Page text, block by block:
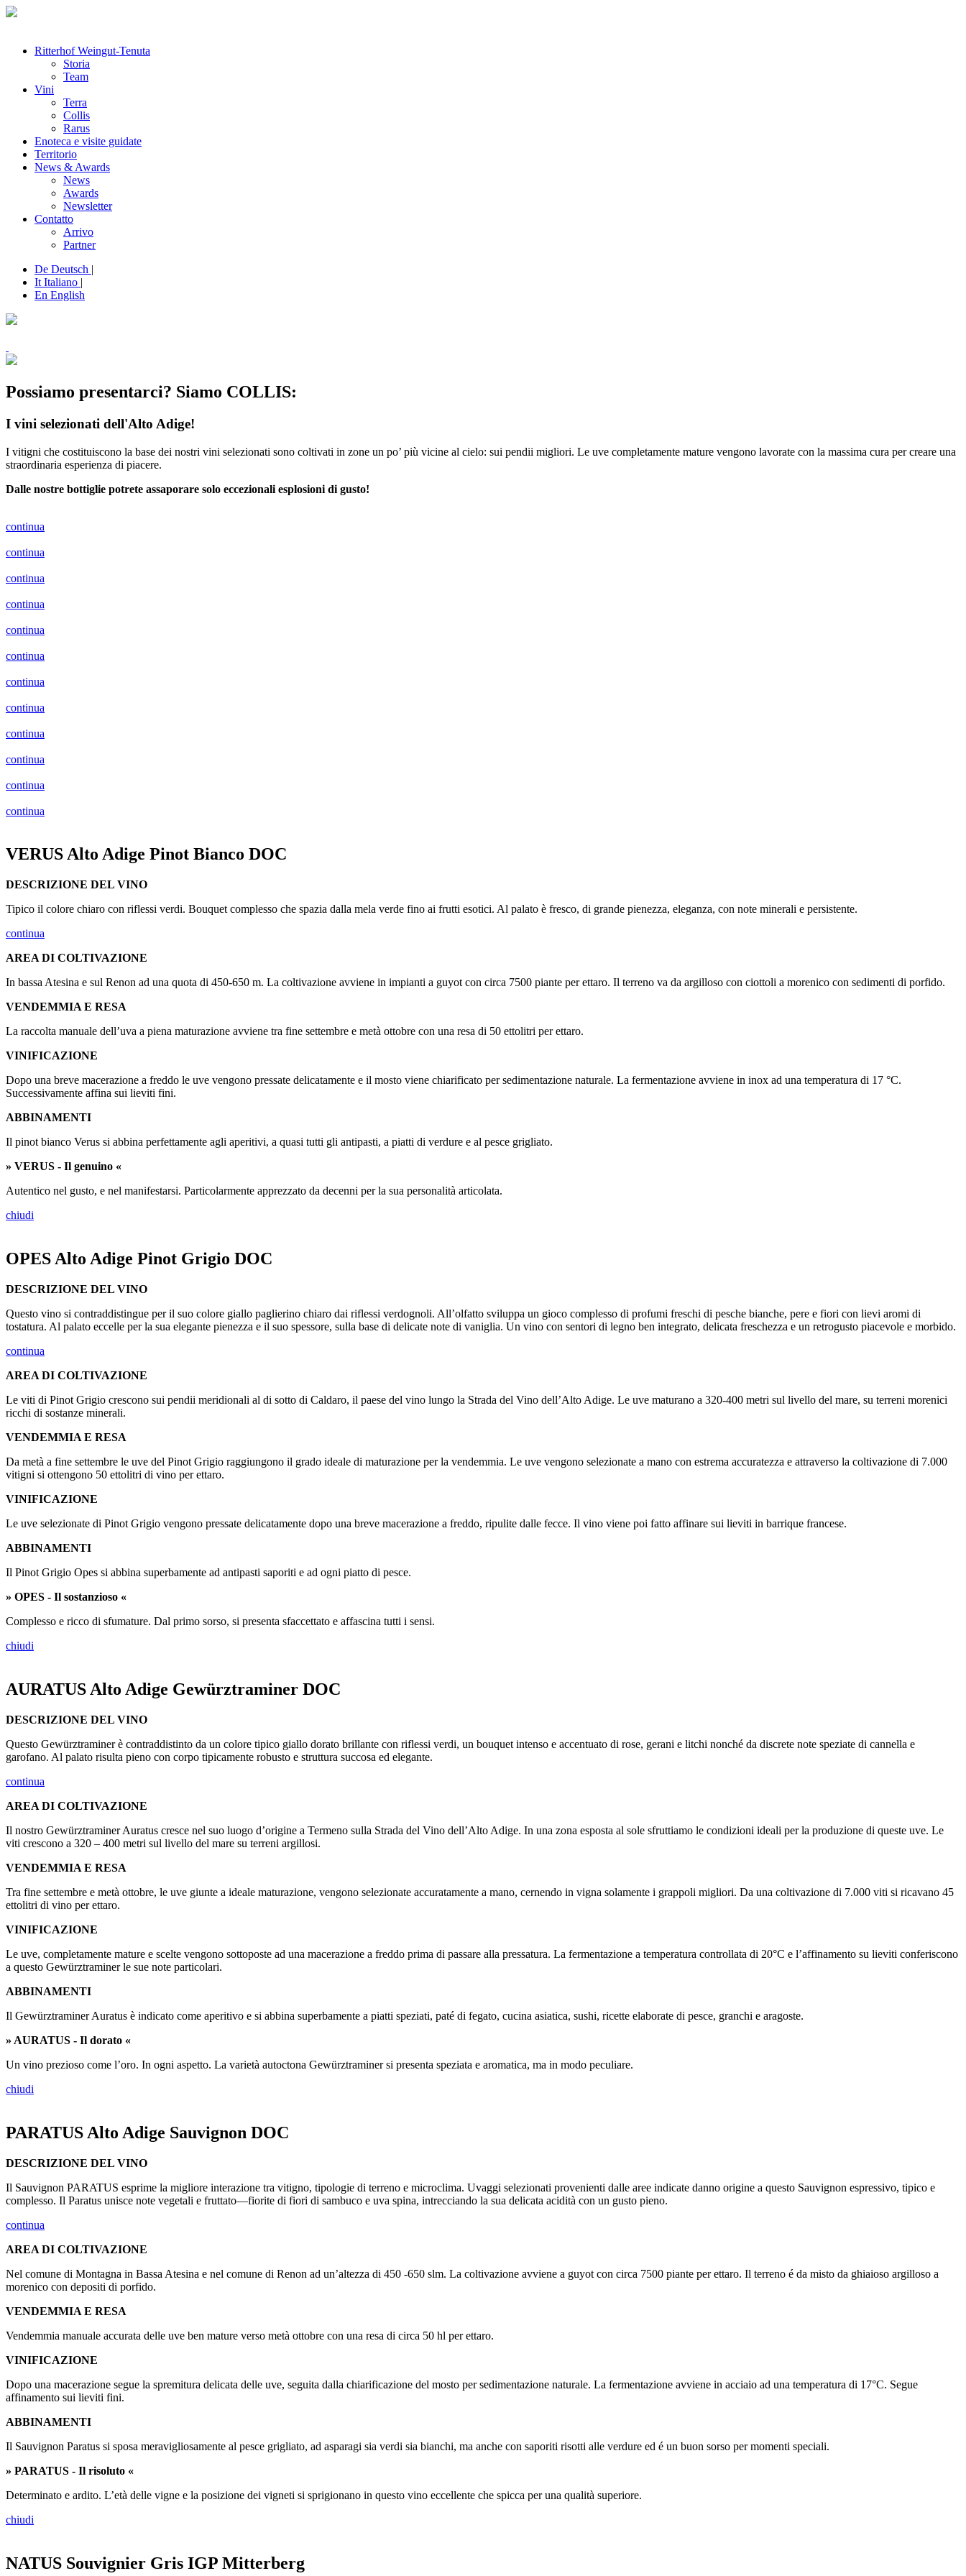
Ritterhof Weingut-Tenuta
Storia
Team
Vini
Terra
Collis
Rarus
Enoteca e visite guidate
Territorio
News & Awards
News
Awards
Newsletter
Contatto
Arrivo
Partner
De Deutsch |
It Italiano |
En English
Possiamo presentarci? Siamo COLLIS:
I vini selezionati dell'Alto Adige!
I vitigni che costituiscono la base dei nostri vini selezionati sono coltivati in zone un po’ più vicine al cielo: sui pendii migliori. Le uve completamente mature vengono lavorate con la massima cura per creare una
straordinaria esperienza di piacere.
Dalle nostre bottiglie potrete assaporare solo eccezionali esplosioni di gusto!
continua
continua
continua
continua
continua
continua
continua
continua
continua
continua
continua
continua
VERUS Alto Adige Pinot Bianco DOC
DESCRIZIONE DEL VINO
Tipico il colore chiaro con riflessi verdi. Bouquet complesso che spazia dalla mela verde fino ai frutti esotici. Al palato è fresco, di grande pienezza, eleganza, con note minerali e persistente.
continua
AREA DI COLTIVAZIONE
In bassa Atesina e sul Renon ad una quota di 450-650 m. La coltivazione avviene in impianti a guyot con circa 7500 piante per ettaro. Il terreno va da argilloso con ciottoli a morenico con sedimenti di porfido.
VENDEMMIA E RESA
La raccolta manuale dell’uva a piena maturazione avviene tra fine settembre e metà ottobre con una resa di 50 ettolitri per ettaro.
VINIFICAZIONE
Dopo una breve macerazione a freddo le uve vengono pressate delicatamente e il mosto viene chiarificato per sedimentazione naturale. La fermentazione avviene in inox ad una temperatura di 17 °C.
Successivamente affina sui lieviti fini.
ABBINAMENTI
Il pinot bianco Verus si abbina perfettamente agli aperitivi, a quasi tutti gli antipasti, a piatti di verdure e al pesce grigliato.
» VERUS - Il genuino «
Autentico nel gusto, e nel manifestarsi. Particolarmente apprezzato da decenni per la sua personalità articolata.
chiudi
OPES Alto Adige Pinot Grigio DOC
DESCRIZIONE DEL VINO
Questo vino si contraddistingue per il suo colore giallo paglierino chiaro dai riflessi verdognoli. All’olfatto sviluppa un gioco complesso di profumi freschi di pesche bianche, pere e fiori con lievi aromi di
tostatura. Al palato eccelle per la sua elegante pienezza e il suo spessore, sulla base di delicate note di vaniglia. Un vino con sentori di legno ben integrato, delicata freschezza e un retrogusto piacevole e morbido.
continua
AREA DI COLTIVAZIONE
Le viti di Pinot Grigio crescono sui pendii meridionali al di sotto di Caldaro, il paese del vino lungo la Strada del Vino dell’Alto Adige. Le uve maturano a 320-400 metri sul livello del mare, su terreni morenici
ricchi di sostanze minerali.
VENDEMMIA E RESA
Da metà a fine settembre le uve del Pinot Grigio raggiungono il grado ideale di maturazione per la vendemmia. Le uve vengono selezionate a mano con estrema accuratezza e attraverso la coltivazione di 7.000
vitigni si ottengono 50 ettolitri di vino per ettaro.
VINIFICAZIONE
Le uve selezionate di Pinot Grigio vengono pressate delicatamente dopo una breve macerazione a freddo, ripulite dalle fecce. Il vino viene poi fatto affinare sui lieviti in barrique francese.
ABBINAMENTI
Il Pinot Grigio Opes si abbina superbamente ad antipasti saporiti e ad ogni piatto di pesce.
» OPES - Il sostanzioso «
Complesso e ricco di sfumature. Dal primo sorso, si presenta sfaccettato e affascina tutti i sensi.
chiudi
AURATUS Alto Adige Gewürztraminer DOC
DESCRIZIONE DEL VINO
Questo Gewürztraminer è contraddistinto da un colore tipico giallo dorato brillante con riflessi verdi, un bouquet intenso e accentuato di rose, gerani e litchi nonché da discrete note speziate di cannella e
garofano. Al palato risulta pieno con corpo tipicamente robusto e struttura succosa ed elegante.
continua
AREA DI COLTIVAZIONE
Il nostro Gewürztraminer Auratus cresce nel suo luogo d’origine a Termeno sulla Strada del Vino dell’Alto Adige. In una zona esposta al sole sfruttiamo le condizioni ideali per la produzione di queste uve. Le
viti crescono a 320 – 400 metri sul livello del mare su terreni argillosi.
VENDEMMIA E RESA
Tra fine settembre e metà ottobre, le uve giunte a ideale maturazione, vengono selezionate accuratamente a mano, cernendo in vigna solamente i grappoli migliori. Da una coltivazione di 7.000 viti si ricavano 45
ettolitri di vino per ettaro.
VINIFICAZIONE
Le uve, completamente mature e scelte vengono sottoposte ad una macerazione a freddo prima di passare alla pressatura. La fermentazione a temperatura controllata di 20°C e l’affinamento su lieviti conferiscono
a questo Gewürztraminer le sue note particolari.
ABBINAMENTI
Il Gewürztraminer Auratus è indicato come aperitivo e si abbina superbamente a piatti speziati, paté di fegato, cucina asiatica, sushi, ricette elaborate di pesce, granchi e aragoste.
» AURATUS - Il dorato «
Un vino prezioso come l’oro. In ogni aspetto. La varietà autoctona Gewürztraminer si presenta speziata e aromatica, ma in modo peculiare.
chiudi
PARATUS Alto Adige Sauvignon DOC
DESCRIZIONE DEL VINO
Il Sauvignon PARATUS esprime la migliore interazione tra vitigno, tipologie di terreno e microclima. Uvaggi selezionati provenienti dalle aree indicate danno origine a questo Sauvignon espressivo, tipico e
complesso. Il Paratus unisce note vegetali e fruttato—fiorite di fiori di sambuco e uva spina, intrecciando la sua delicata acidità con un gusto pieno.
continua
AREA DI COLTIVAZIONE
Nel comune di Montagna in Bassa Atesina e nel comune di Renon ad un’altezza di 450 -650 slm. La coltivazione avviene a guyot con circa 7500 piante per ettaro. Il terreno é da misto da ghiaioso argilloso a
morenico con depositi di porfido.
VENDEMMIA E RESA
Vendemmia manuale accurata delle uve ben mature verso metà ottobre con una resa di circa 50 hl per ettaro.
VINIFICAZIONE
Dopo una macerazione segue la spremitura delicata delle uve, seguita dalla chiarificazione del mosto per sedimentazione naturale. La fermentazione avviene in acciaio ad una temperatura di 17°C. Segue
affinamento sui lieviti fini.
ABBINAMENTI
Il Sauvignon Paratus si sposa meravigliosamente al pesce grigliato, ad asparagi sia verdi sia bianchi, ma anche con saporiti risotti alle verdure ed é un buon sorso per momenti speciali.
» PARATUS - Il risoluto «
Determinato e ardito. L’età delle vigne e la posizione dei vigneti si sprigionano in questo vino eccellente che spicca per una qualità superiore.
chiudi
NATUS Souvignier Gris IGP Mitterberg